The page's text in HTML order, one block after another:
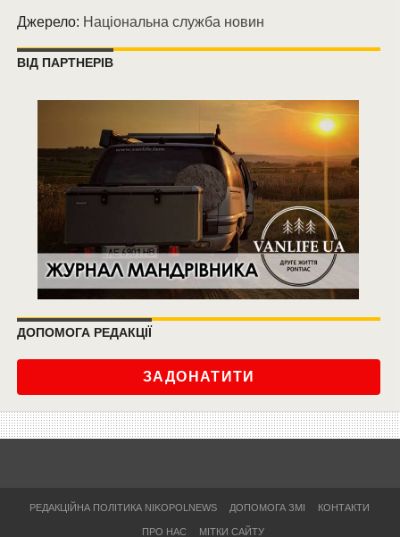
Джерело: Національна служба новин
ВІД ПАРТНЕРІВ
ДОПОМОГА РЕДАКЦІЇ
ЗАДОНАТИТИ
РЕДАКЦІЙНА ПОЛІТИКА NIKOPOLNEWS ДОПОМОГА ЗМІ КОНТАКТИ
ПРО НАС МІТКИ САЙТУ